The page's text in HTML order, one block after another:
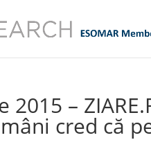
–
cred că